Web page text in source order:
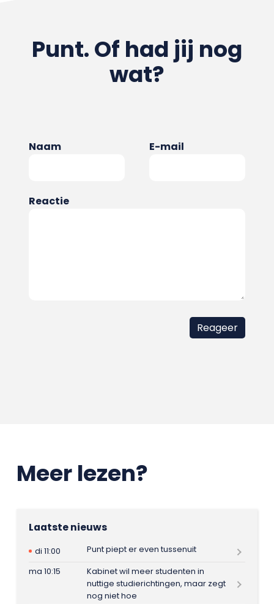
Punt. Of had jij nog
wat?
Naam E-mail
Reactie
Meer lezen?
Laatste nieuws
di 11:00
Punt piept er even tussenuit
ma 10:15
Kabinet wil meer studenten in
nuttige studierichtingen, maar zegt
nog niet hoe